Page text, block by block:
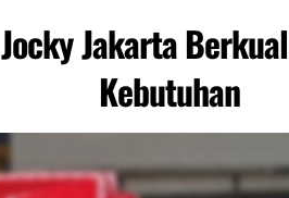
Jakarta
Kebutuhan